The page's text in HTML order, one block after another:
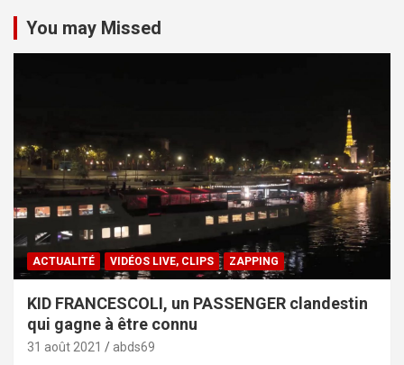
You may Missed
ACTUALITÉ VIDÉOS LIVE, CLIPS ZAPPING
KID FRANCESCOLI, un PASSENGER clandestin
qui gagne à être connu
31 août 2021 abds69